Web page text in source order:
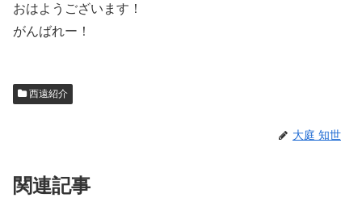
おはようございます！
がんばれー！
西遠紹介
大庭 知世
関連記事